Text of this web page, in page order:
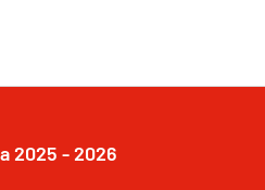
2025 - 2026